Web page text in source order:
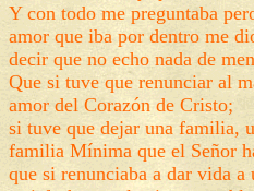
Y con todo me preguntaba
amor que iba por dentro me
decir que no echo nada de
Que si tuve que renunciar al
amor del Corazón de Cristo;
si tuve que dejar una familia,
familia Mínima que el Señor
que si renunciaba a dar vida